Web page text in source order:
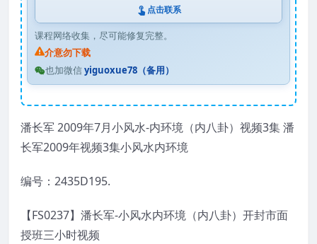
点击联系
课程网络收集，尽可能修复完整。
介意勿下载
也加微信yiguoxue78（备用）
潘长军 2009年7月小风水-内环境（内八卦）视频3集 潘
长军2009年视频3集小风水内环境
编号：2435D195.
【FS0237】潘长军-小风水内环境（内八卦）开封市面
授班三小时视频